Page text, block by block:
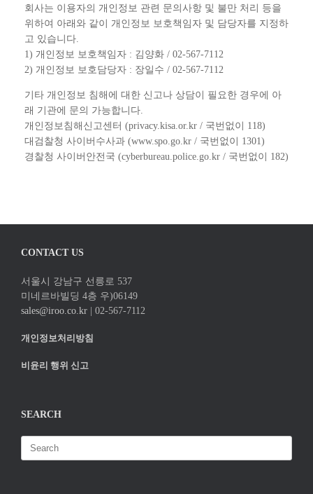
회사는 이용자의 개인정보 관련 문의사항 및 불만 처리 등을
위하여 아래와 같이 개인정보 보호책임자 및 담당자를 지정하
고 있습니다.
1) 개인정보 보호책임자 : 김양화 / 02-567-7112
2) 개인정보 보호담당자 : 장일수 / 02-567-7112
기타 개인정보 침해에 대한 신고나 상담이 필요한 경우에 아
래 기관에 문의 가능합니다.
개인정보침해신고센터 (privacy.kisa.or.kr / 국번없이 118)
대검찰청 사이버수사과 (www.spo.go.kr / 국번없이 1301)
경찰청 사이버안전국 (cyberbureau.police.go.kr / 국번없이 182)
CONTACT US
서울시 강남구 선릉로 537
미네르바빌딩 4층 우)06149
sales@iroo.co.kr | 02-567-7112
개인정보처리방침
비윤리 행위 신고
SEARCH